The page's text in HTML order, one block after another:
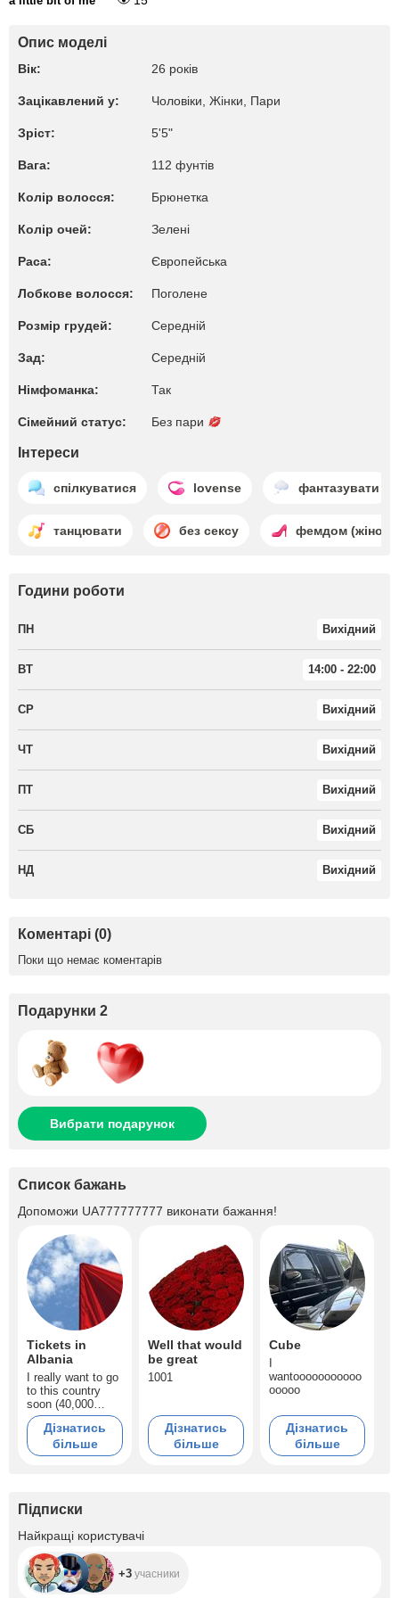
Опис моделі
Вік: 26 років
Зацікавлений у: Чоловіки, Жiнки, Пари
Зріст: 5'5"
Вага: 112 фунтів
Колір волосся: Брюнетка
Колір очей: Зелені
Раса: Європейська
Лобкове волосся: Поголене
Розмір грудей: Середній
Зад: Середній
Німфоманка: Так
Сімейний статус: Без пари
Інтереси
спілкуватися lovense фантазувати
танцювати без сексу фемдом (жіноче
Години роботи
ПН Вихідний
ВТ 14:00 - 22:00
СР Вихідний
ЧТ Вихідний
ПТ Вихідний
СБ Вихідний
НД Вихідний
Коментарі (0)
Поки що немає коментарів
Подарунки 2
Вибрати подарунок
Список бажань
Допоможи UA777777777 виконати бажання!
Tickets in
Albania
I really want to go
to this country
soon (40,000
tokens)
Дізнатись
більше
Well that would
be great
1001
Дізнатись
більше
Cube
wantooooooooooo
ooooo
Дізнатись
більше
Підписки
Найкращі користувачі
+3 учасники